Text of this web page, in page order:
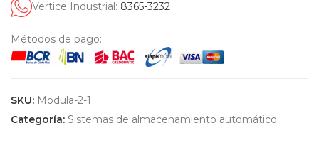
Vertice Industrial: 8365-3232
Métodos de pago:
SKU: Modula-2-1
Categoría: Sistemas de almacenamiento automático